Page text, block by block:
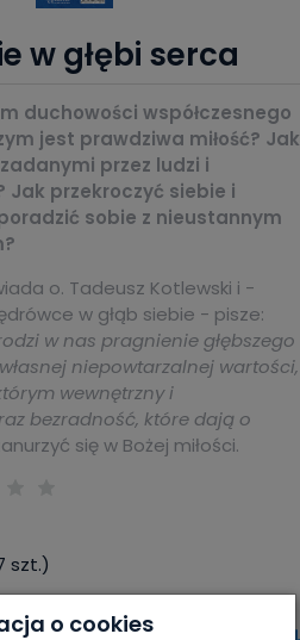
w głębi serca
duchowości współczesnego
jest prawdziwa miłość? Jak
przez ludzi i
Jak przekroczyć siebie i
sobie z nieustannym
o. Tadeusz Kotlewski i -
w głąb siebie - pisze:
w nas pragnienie głębszego
niepowtarzalnej wartości,
wewnętrzny i
bezradność, które dają o
się w Bożej miłości.
szt.)
o cookies